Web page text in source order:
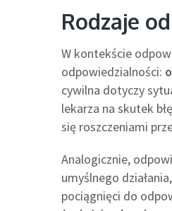
Rodzaje
W kontekście
odpowiedzialności:
cywilna dotyczy
lekarza na skutek
się roszczeniami
Analogicznie,
umyślnego
pociągnięci do